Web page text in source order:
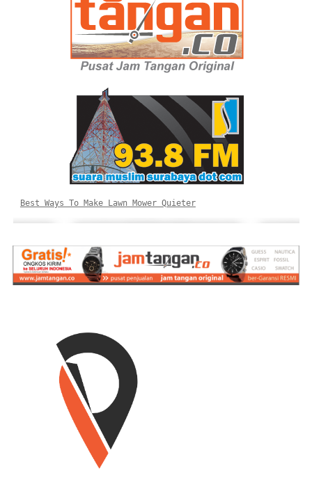
Best Ways To Make Lawn Mower Quieter